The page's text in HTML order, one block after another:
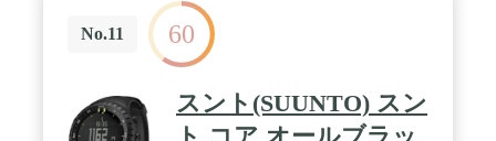
「MIL-STD-810G」準拠の超タフネス仕様。Corning
Gorilla強化ガラスと繊維強化ポリマー製のボディ
で、様々な過酷な状況に耐えられます。 / Instinctに
は無くて、Instinct 2にある機能:Suica / Garmin Pay /
睡眠スコア / 月経周期 / 妊娠トラッキング
No.11 60
スント(SUUNTO) スン